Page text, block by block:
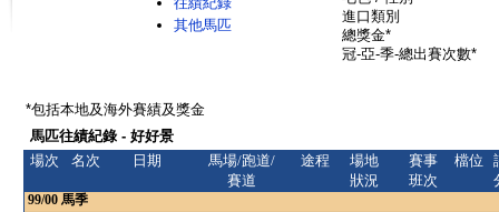
其他馬匹
進口類別
總獎金*
冠-亞-季-總出賽次數*
*包括本地及海外賽績及獎金
馬匹往績紀錄 - 好好景
場次
名次 日期
馬場/跑道/
賽道
途程
場地
狀況
賽事
班次
檔位
99/00 馬季